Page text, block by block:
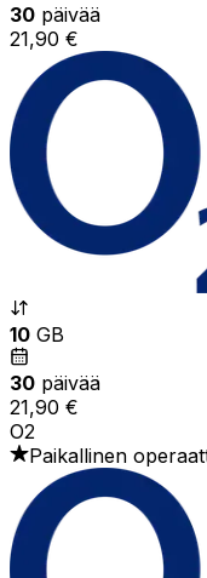
30 päivää
21,90 €
10 GB
30 päivää
21,90 €
O2
Paikallinen